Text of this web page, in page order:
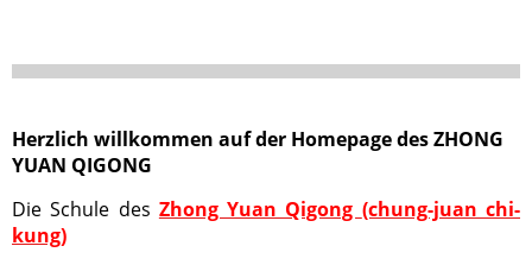
Herzlich willkommen auf der Homepage des ZHONG
YUAN QIGONG
Die Schule des Zhong Yuan Qigong (chung-juan chi-
kung)